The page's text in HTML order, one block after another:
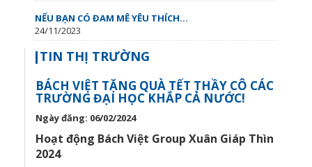
NẾU BẠN CÓ ĐAM MÊ YÊU THÍCH...
24/11/2023
TIN THỊ TRƯỜNG
BÁCH VIỆT TẶNG QUÀ TẾT THẦY CÔ CÁC
TRƯỜNG ĐẠI HỌC KHẮP CẢ NƯỚC!
Ngày đăng: 06/02/2024
Hoạt động Bách Việt Group Xuân Giáp Thìn
2024